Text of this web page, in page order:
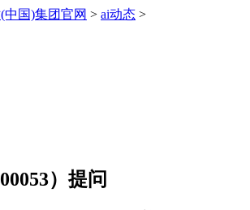
中国)集团官网 > ai动态 >
）提问